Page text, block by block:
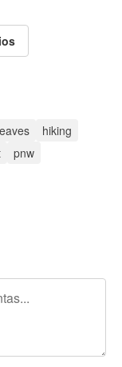
hiking
pnw